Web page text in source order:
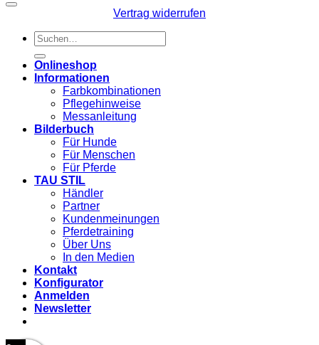
Vertrag widerrufen
Suchen
nach:
Onlineshop
Informationen
Farbkombinationen
Pflegehinweise
Messanleitung
Bilderbuch
Für Hunde
Für Menschen
Für Pferde
TAU STIL
Händler
Partner
Kundenmeinungen
Pferdetraining
Über Uns
In den Medien
Kontakt
Konfigurator
Anmelden
Newsletter